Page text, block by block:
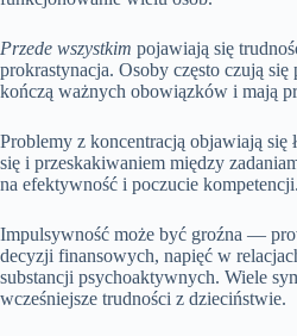
Przede wszystkim pojawiają się
prokrastynacja. Osoby często czują się
kończą ważnych obowiązków i mają
Problemy z koncentracją objawiają się
się i przeskakiwaniem między
na efektywność i poczucie kompetencji.
Impulsywność może być groźna —
decyzji finansowych, napięć w
substancji psychoaktywnych. Wiele
wcześniejsze trudności z dzieciństwie.